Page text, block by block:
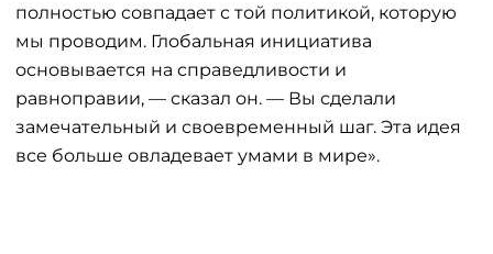
полностью совпадает с той политикой, которую
мы проводим. Глобальная инициатива
основывается на справедливости и
равноправии, — сказал он. — Вы сделали
замечательный и своевременный шаг. Эта идея
все больше овладевает умами в мире».